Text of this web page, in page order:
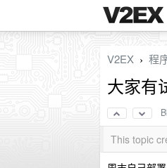
V2EX › 程
大家有
This topic